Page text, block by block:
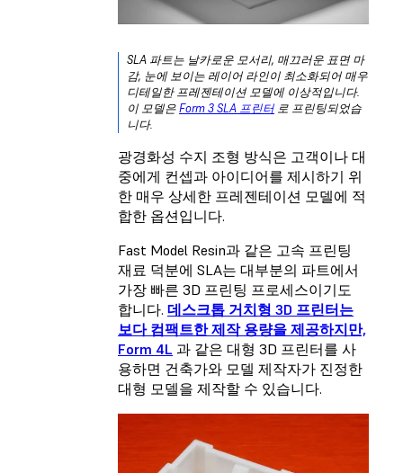
SLA 파트는 날카로운 모서리, 매끄러운 표면 마
감, 눈에 보이는 레이어 라인이 최소화되어 매우
디테일한 프레젠테이션 모델에 이상적입니다.
이 모델은Form 3 SLA 프린터 로 프린팅되었습
니다.
광경화성 수지 조형 방식은 고객이나 대
중에게 컨셉과 아이디어를 제시하기 위
한 매우 상세한 프레젠테이션 모델에 적
합한 옵션입니다.
Fast Model Resin과 같은 고속 프린팅
재료 덕분에 SLA는 대부분의 파트에서
가장 빠른 3D 프린팅 프로세스이기도
합니다. 데스크톱 거치형 3D 프린터는
보다 컴팩트한 제작 용량을 제공하지만,
Form 4L 과 같은 대형 3D 프린터를 사
용하면 건축가와 모델 제작자가 진정한
대형 모델을 제작할 수 있습니다.